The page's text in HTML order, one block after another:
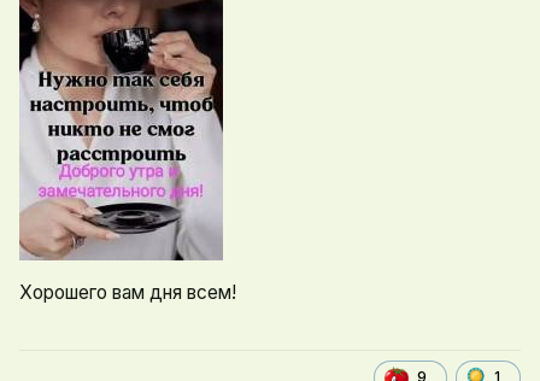
Хорошего вам дня всем!
9 1